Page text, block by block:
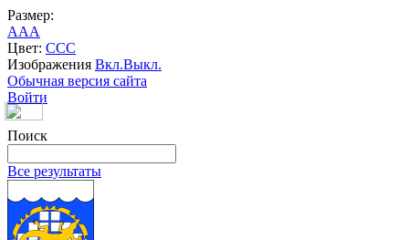
Размер:
AAA
Цвет: CCC
Изображения Вкл.Выкл.
Обычная версия сайта
Войти
Поиск
Все результаты